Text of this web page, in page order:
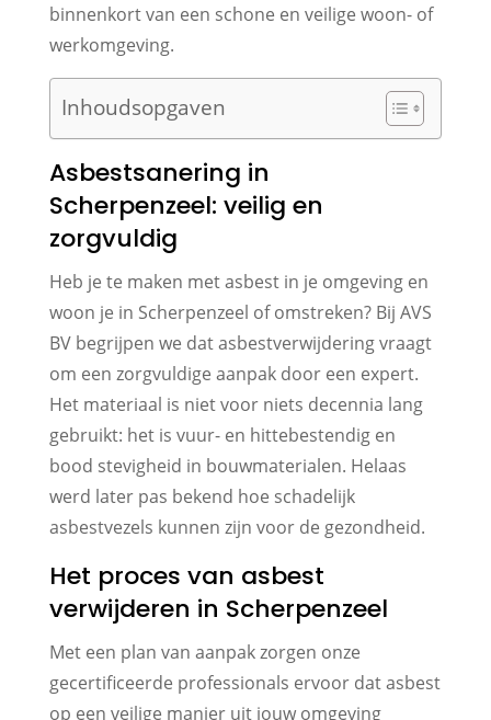
binnenkort van een schone en veilige woon- of
werkomgeving.
Inhoudsopgaven
Asbestsanering in
Scherpenzeel: veilig en
zorgvuldig
Heb je te maken met asbest in je omgeving en
woon je in Scherpenzeel of omstreken? Bij AVS
BV begrijpen we dat asbestverwijdering vraagt
om een zorgvuldige aanpak door een expert.
Het materiaal is niet voor niets decennia lang
gebruikt: het is vuur- en hittebestendig en
bood stevigheid in bouwmaterialen. Helaas
werd later pas bekend hoe schadelijk
asbestvezels kunnen zijn voor de gezondheid.
Het proces van asbest
verwijderen in Scherpenzeel
Met een plan van aanpak zorgen onze
gecertificeerde professionals ervoor dat asbest
op een veilige manier uit jouw omgeving